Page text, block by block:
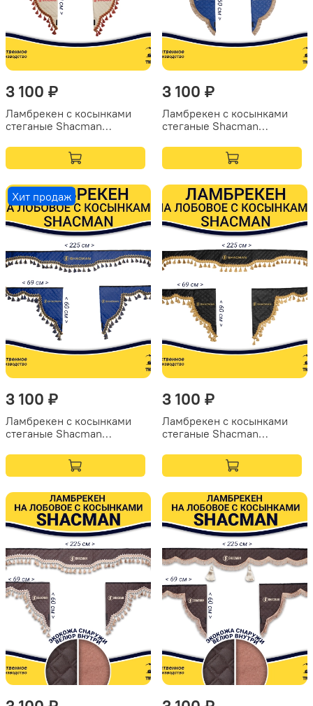
3 100 ₽
Ламбрекен с косынками
стеганые Shacman
красные кисточки)
3 100 ₽
Ламбрекен с косынками
стеганые Shacman
коричневые кисточки)
Хит продаж
3 100 ₽
Ламбрекен с косынками
стеганые Shacman
кисточки)
3 100 ₽
Ламбрекен с косынками
стеганые Shacman
кисточки)